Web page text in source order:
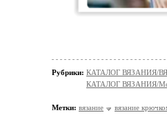
Рубрики: КАТАЛОГ ВЯЗАНИЯ/
КАТАЛОГ ВЯЗАНИЯ/
Метки: вязание вязание